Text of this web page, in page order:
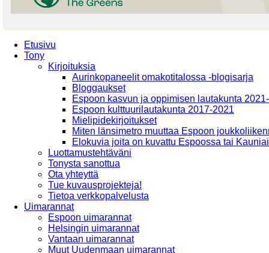
Etusivu
Tony
Kirjoituksia
Aurinkopaneelit omakotitalossa -blogisarja
Bloggaukset
Espoon kasvun ja oppimisen lautakunta
Espoon kulttuurilautakunta 2017-2021
Mielipidekirjoitukset
Miten länsimetro muuttaa Espoon
Elokuvia joita on kuvattu Espoossa tai
Luottamustehtäväni
Tonysta sanottua
Ota yhteyttä
Tue kuvausprojekteja!
Tietoa verkkopalvelusta
Uimarannat
Espoon uimarannat
Helsingin uimarannat
Vantaan uimarannat
Muut Uudenmaan uimarannat